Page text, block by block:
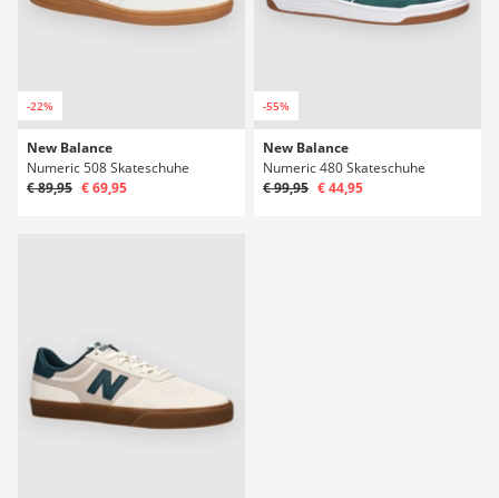
-22%
New Balance
Numeric 508 Skateschuhe
€ 89,95 € 69,95
-55%
New Balance
Numeric 480 Skateschuhe
€ 99,95 € 44,95